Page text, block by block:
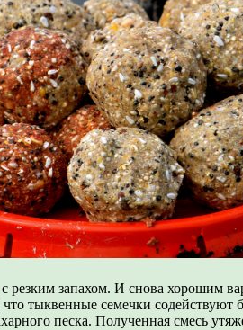
с резким запахом. И снова хорошим
тыквенные семечки содействуют
песка. Полученная смесь